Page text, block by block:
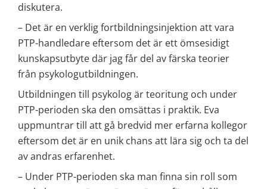
diskutera.
– Det är en verklig fortbildningsinjektion att vara
PTP-handledare eftersom det är ett ömsesidigt
kunskapsutbyte där jag får del av färska teorier
från psykologutbildningen.
Utbildningen till psykolog är teoritung och under
PTP-perioden ska den omsättas i praktik. Eva
uppmuntrar till att gå bredvid mer erfarna kollegor
eftersom det är en unik chans att lära sig och ta del
av andras erfarenhet.
– Under PTP-perioden ska man finna sin roll som